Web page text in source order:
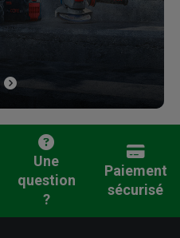
Une
question
?
Paiement
sécurisé